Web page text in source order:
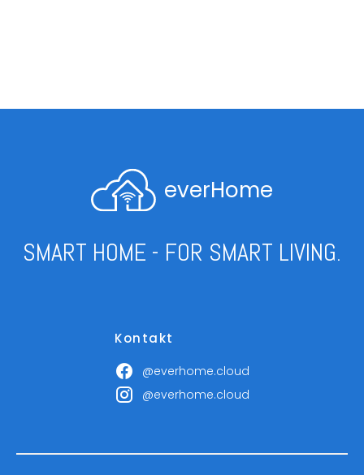
everHome
SMART HOME - FOR SMART LIVING.
Kontakt
@everhome.cloud
@everhome.cloud